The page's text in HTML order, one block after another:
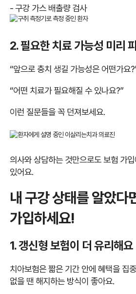
- 구강 가스 배출량 검사
2. 필요한 치료 가능성 미리
“앞으로 충치 생길 가능성은 어떤가요
“어떤 치료가 필요해질 수 있나요?”
이런 질문들을 꼭 던져보세요.
의사와 상담하는 것만으로도 보험 가
있어요.
내 구강 상태를 알았다
가입하세요!
1. 갱신형 보험이 더 유리해요
치아보험은 짧은 기간 안에 혜택을 집
없을 땐 해지하는 방식이 좋아요.